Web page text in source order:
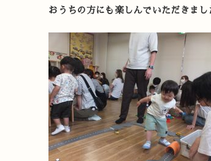
おうちの方にも楽しんでいただきまし